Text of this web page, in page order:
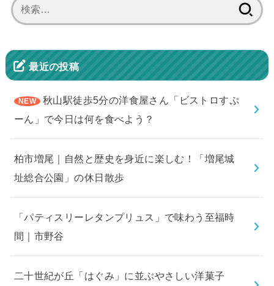
索:
最近の投稿
秋山駅徒歩5分の洋食屋さん「ビストロすぷ
ーん」で今日は何を食べよう？
柏市増尾｜自然と歴史を身近に楽しむ！「増尾城
址総合公園」の休日散歩
「パティスリーレタンプリュス」で味わう至福時
間｜市野谷
二十世紀が丘「はぐみ」に並ぶやさしい洋菓子